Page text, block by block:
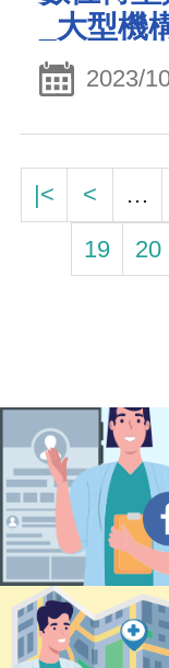
_大型機
2023/
|< < …
19
20